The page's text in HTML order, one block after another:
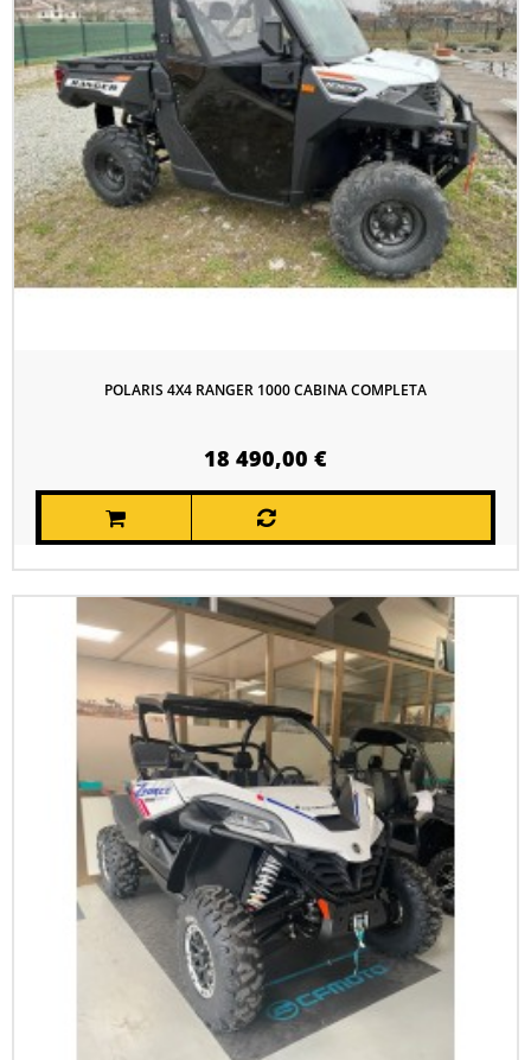
POLARIS 4X4 RANGER 1000 CABINA COMPLETA
18 490,00 €